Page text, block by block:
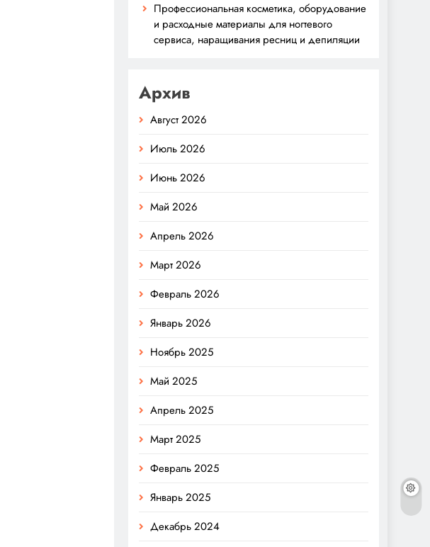
Профессиональная косметика, оборудование
и расходные материалы для ногтевого
сервиса, наращивания ресниц и депиляции
Архив
Август 2026
Июль 2026
Июнь 2026
Май 2026
Апрель 2026
Март 2026
Февраль 2026
Январь 2026
Ноябрь 2025
Май 2025
Апрель 2025
Март 2025
Февраль 2025
Январь 2025
Декабрь 2024